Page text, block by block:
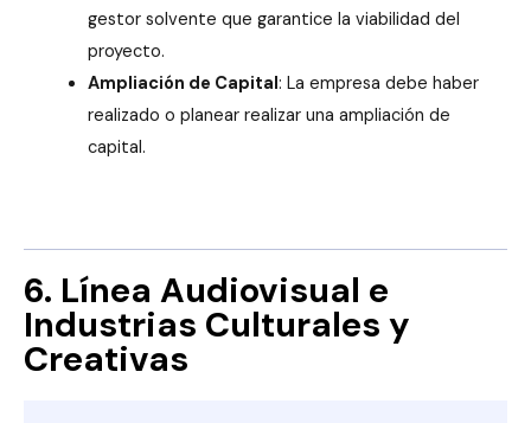
gestor solvente que garantice la viabilidad del
proyecto.
Ampliación de Capital: La empresa debe haber
realizado o planear realizar una ampliación de
capital.
6. Línea Audiovisual e
Industrias Culturales y
Creativas